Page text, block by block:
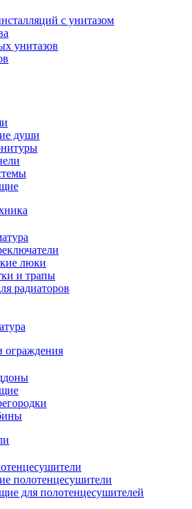
с унитазом
унитазов
души
люки
и трапы
радиаторов
полотенцесушители
для полотенцесушителей